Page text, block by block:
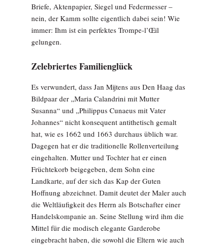
Briefe, Aktenpapier, Siegel und Federmesser –
nein, der Kamm sollte eigentlich dabei sein! Wie
immer: Ihm ist ein perfektes Trompe-l’Œil
gelungen.
Zelebriertes Familienglück
Es verwundert, dass Jan Mijtens aus Den Haag das
Bildpaar der „Maria Calandrini mit Mutter
Susanna“ und „Philippus Cunaeus mit Vater
Johannes“ nicht konsequent antithetisch gemalt
hat, wie es 1662 und 1663 durchaus üblich war.
Dagegen hat er die traditionelle Rollenverteilung
eingehalten. Mutter und Tochter hat er einen
Früchtekorb beigegeben, dem Sohn eine
Landkarte, auf der sich das Kap der Guten
Hoffnung abzeichnet. Damit deutet der Maler auch
die Weltläufigkeit des Herrn als Botschafter einer
Handelskompanie an. Seine Stellung wird ihm die
Mittel für die modisch elegante Garderobe
eingebracht haben, die sowohl die Eltern wie auch